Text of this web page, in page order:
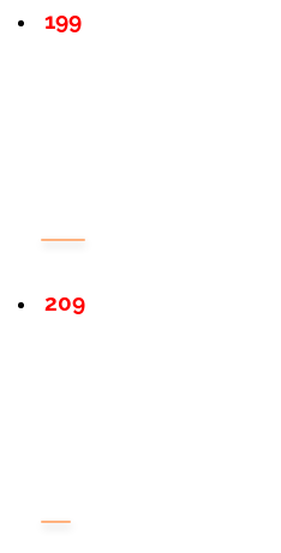
199
209